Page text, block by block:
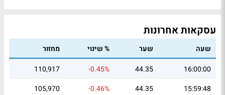
עסקאות אחרונות
שעה שער % שינוי
מחזור
16:00:00
44.35
-0.45%
110,917
15:59:48
44.35
-0.46%
105,970